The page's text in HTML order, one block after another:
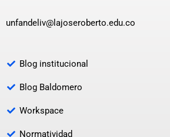
unfandeliv@lajoseroberto.edu.co
Blog institucional
Blog Baldomero
Workspace
Normatividad